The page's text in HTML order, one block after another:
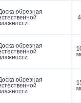
обрезная
обрезная
обрезная